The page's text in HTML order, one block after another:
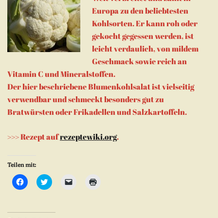
Europa zu den beliebtesten
Kohlsorten. Er kann roh oder
gekocht gegessen werden, ist
leicht verdaulich, von mildem
Geschmack sowie reich an
Vitamin C und Mineralstoffen.
Der hier beschriebene Blumenkohlsalat ist vielseitig
verwendbar und schmeckt besonders gut zu
Bratwürsten oder Frikadellen und Salzkartoffeln.
>>> Rezept aufrezeptewiki.org.
Teilen mit:
Klick,
um
teilen
Klick,
um
teilen
Klicken,
um
Klicken
zum